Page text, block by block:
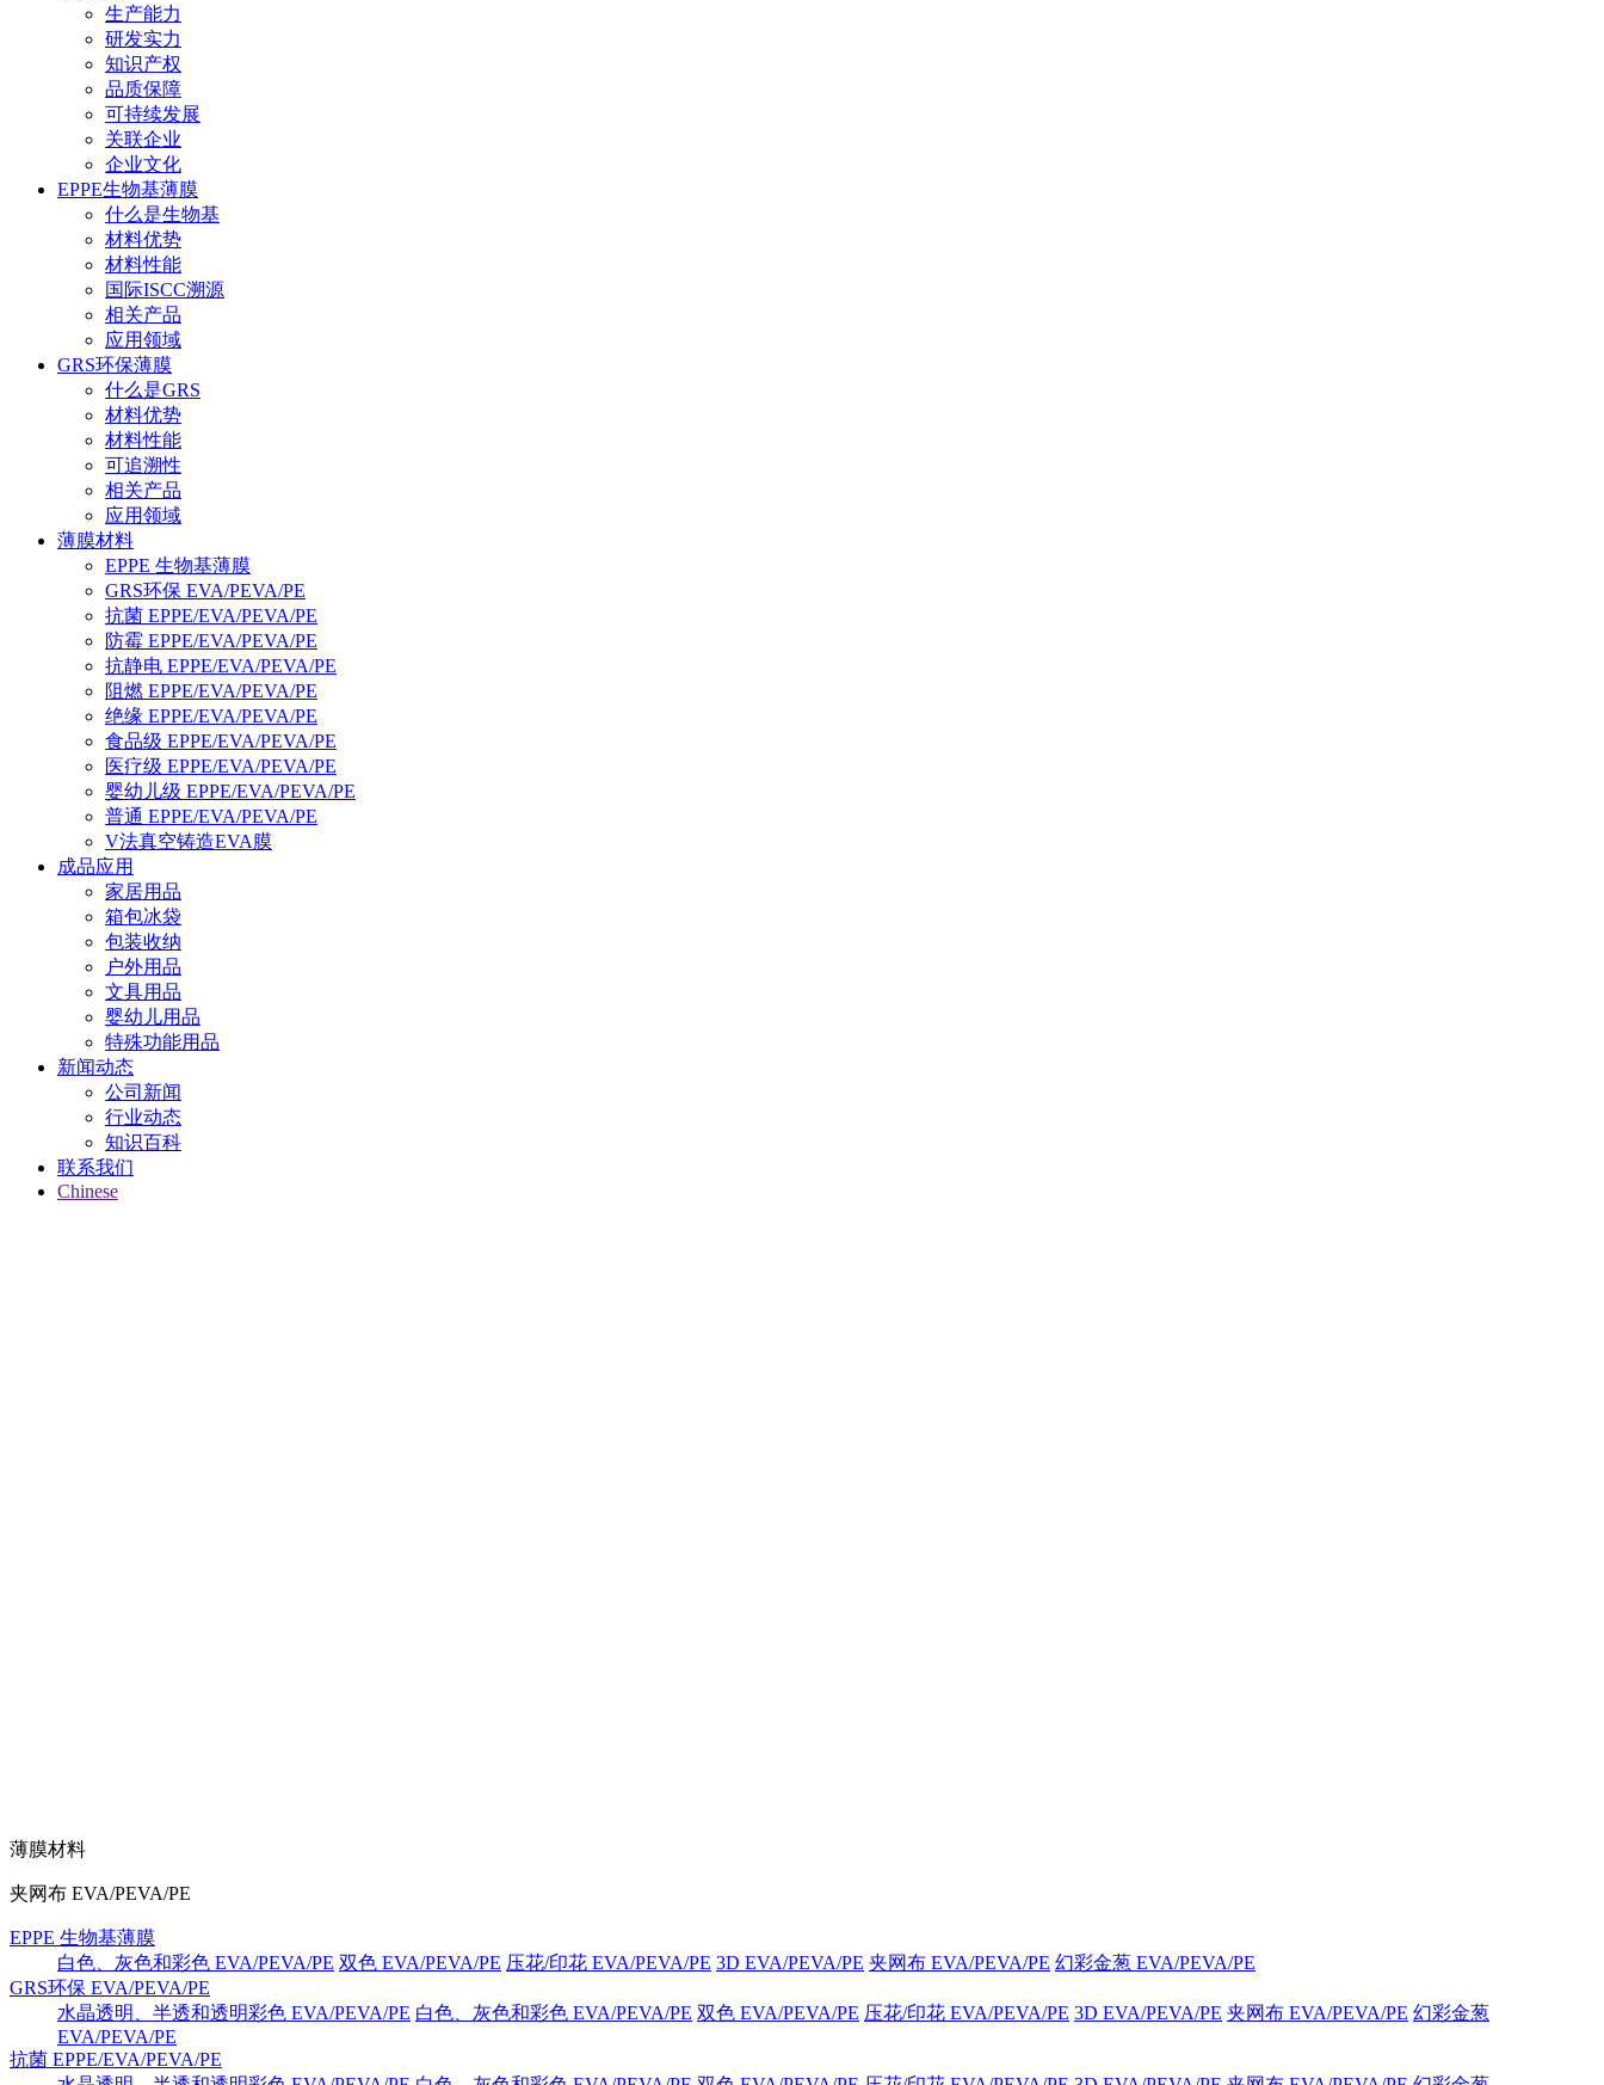
生产能力
研发实力
知识产权
品质保障
可持续发展
关联企业
企业文化
EPPE生物基薄膜
什么是生物基
材料优势
材料性能
国际ISCC溯源
相关产品
应用领域
GRS环保薄膜
什么是GRS
材料优势
材料性能
可追溯性
相关产品
应用领域
薄膜材料
EPPE 生物基薄膜
GRS环保 EVA/PEVA/PE
抗菌 EPPE/EVA/PEVA/PE
防霉 EPPE/EVA/PEVA/PE
抗静电 EPPE/EVA/PEVA/PE
阻燃 EPPE/EVA/PEVA/PE
绝缘 EPPE/EVA/PEVA/PE
食品级 EPPE/EVA/PEVA/PE
医疗级 EPPE/EVA/PEVA/PE
婴幼儿级 EPPE/EVA/PEVA/PE
普通 EPPE/EVA/PEVA/PE
V法真空铸造EVA膜
成品应用
家居用品
箱包冰袋
包装收纳
户外用品
文具用品
婴幼儿用品
特殊功能用品
新闻动态
公司新闻
行业动态
知识百科
联系我们
Chinese
薄膜材料
夹网布 EVA/PEVA/PE
EPPE 生物基薄膜
白色、灰色和彩色 EVA/PEVA/PE 双色 EVA/PEVA/PE 压花/印花 EVA/PEVA/PE 3D EVA/PEVA/PE 夹网布 EVA/PEVA/PE 幻彩金葱 EVA/PEVA/PE
GRS环保 EVA/PEVA/PE
水晶透明、半透和透明彩色 EVA/PEVA/PE 白色、灰色和彩色 EVA/PEVA/PE 双色 EVA/PEVA/PE 压花/印花 EVA/PEVA/PE 3D EVA/PEVA/PE 夹网布 EVA/PEVA/PE 幻彩金葱
EVA/PEVA/PE
抗菌 EPPE/EVA/PEVA/PE